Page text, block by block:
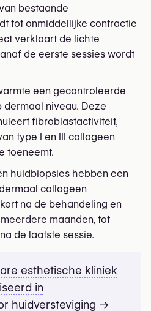
bestaande
tot onmiddellijke contractie
verklaart de lichte
de eerste sessies wordt
een gecontroleerde
niveau. Deze
fibroblastactiviteit,
type I en III collageen
toeneemt.
huidbiopsies hebben een
collageen
na de behandeling en
maanden, tot
de laatste sessie.
esthetische kliniek
in
huidversteviging →